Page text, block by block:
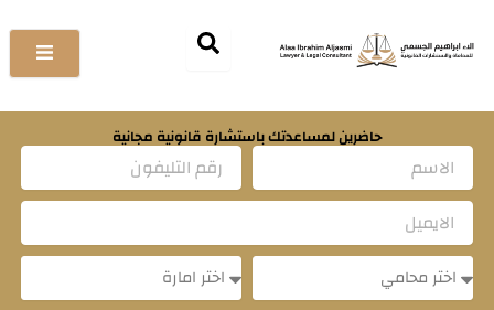
إلى
المحتوى
حاضرين لمساعدتك باستشارة قانونية مجانية